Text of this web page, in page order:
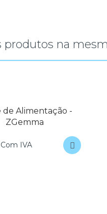
produtos na
de Alimentação -
ZGemma
Com IVA